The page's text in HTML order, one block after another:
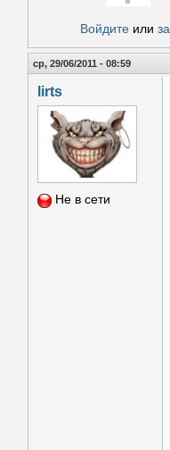
Войдитеили
ср, 29/06/2011 - 08:59
lirts
Не в сети